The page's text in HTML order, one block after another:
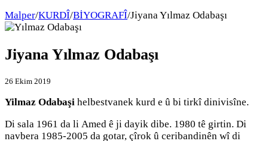
Malper/KURDÎ/BİYOGRAFÎ/Jiyana Yılmaz Odabaşı
Jiyana Yılmaz Odabaşı
26 Ekim 2019
Yilmaz Odabaşi helbestvanek kurd e û bi tirkî dinivisîne.
Di sala 1961 da li Amed ê ji dayik dibe. 1980 tê girtin. Di
navbera 1985-2005 da gotar, çîrok û ceribandinên wî di